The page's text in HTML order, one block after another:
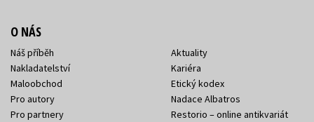
O NÁS
Náš příběh
Nakladatelství
Maloobchod
Pro autory
Pro partnery
Aktuality
Kariéra
Etický kodex
Nadace Albatros
Restorio – online antikvariát